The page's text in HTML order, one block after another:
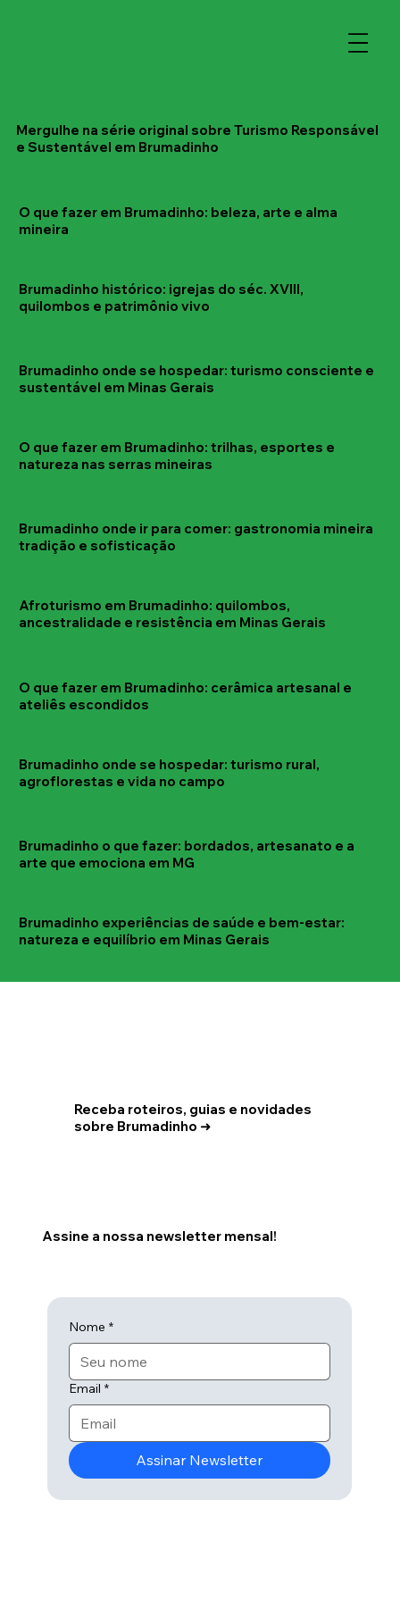
Mergulhe na série original sobre Turismo Responsável
e Sustentável em Brumadinho
O que fazer em Brumadinho: beleza, arte e alma
mineira
Brumadinho histórico: igrejas do séc. XVIII,
quilombos e patrimônio vivo
Brumadinho onde se hospedar: turismo consciente e
sustentável em Minas Gerais
O que fazer em Brumadinho: trilhas, esportes e
natureza nas serras mineiras
Brumadinho onde ir para comer: gastronomia mineira
tradição e sofisticação
Afroturismo em Brumadinho: quilombos,
ancestralidade e resistência em Minas Gerais
O que fazer em Brumadinho: cerâmica artesanal e
ateliês escondidos
Brumadinho onde se hospedar: turismo rural,
agroflorestas e vida no campo
Brumadinho o que fazer: bordados, artesanato e a
arte que emociona em MG
Brumadinho experiências de saúde e bem-estar:
natureza e equilíbrio em Minas Gerais
Receba roteiros, guias e novidades
sobre Brumadinho ➜
Assine a nossa newsletter mensal!
Nome *
Email *
Assinar Newsletter